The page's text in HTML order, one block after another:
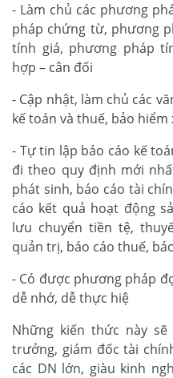
- Làm chủ các phương
pháp chứng từ, phương
tính giá, phương pháp
hợp – cân đối
- Cập nhật, làm chủ các
kế toán và thuế, bảo hiểm
- Tự tin lập báo cáo kế
đi theo quy định mới
phát sinh, báo cáo tài
cáo kết quả hoạt động
lưu chuyển tiền tệ,
quản trị, báo cáo thuế,
- Có được phương pháp
dễ nhớ, dễ thực hiệ
Những kiến thức này
trưởng, giám đốc tài
các DN lớn, giàu kinh